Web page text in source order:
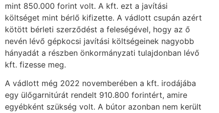
mint 850.000 forint volt. A kft. ezt a javítási
költséget mint bérlő kifizette. A vádlott csupán azért
kötött bérleti szerződést a feleségével, hogy az ő
nevén lévő gépkocsi javítási költségeinek nagyobb
hányadát a részben önkormányzati tulajdonban lévő
kft. fizesse meg.
A vádlott még 2022 novemberében a kft. irodájába
egy ülőgarnitúrát rendelt 910.800 forintért, amire
egyébként szükség volt. A bútor azonban nem került